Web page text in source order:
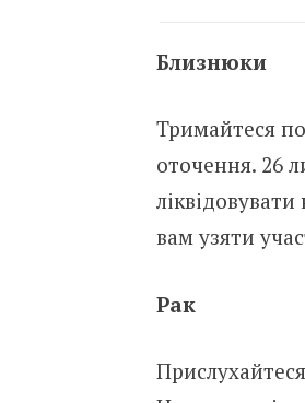
Близнюки
Тримайтеся
оточення. 26
вам узяти
Рак